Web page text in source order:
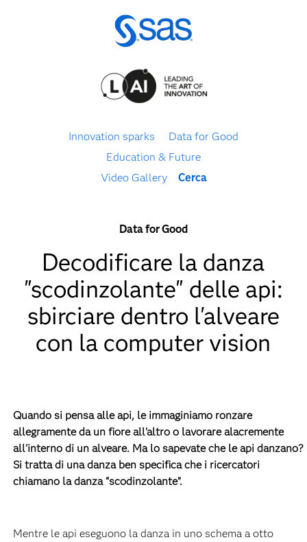
Innovation sparks
Data for Good
Education & Future
Video Gallery
Cerca
Data for Good
Decodificare la danza
"scodinzolante" delle api:
sbirciare dentro l'alveare
con la computer vision
Quando si pensa alle api, le immaginiamo ronzare
allegramente da un fiore all'altro o lavorare alacremente
all'interno di un alveare. Ma lo sapevate che le api danzano?
Si tratta di una danza ben specifica che i ricercatori
chiamano la danza “scodinzolante”.
Mentre le api eseguono la danza in uno schema a otto